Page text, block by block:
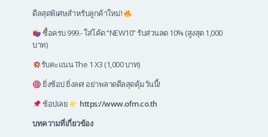
ดีลสุดพิเศษสำหรับลูกค้าใหม่!
ซื้อครบ 999.- ใส่โค้ด “NEW10” รับส่วนลด 10% (สูงสุด 1,000
บาท)
รับคะแนน The 1 X3 (1,000 บาท)
ยิ่งช้อป ยิ่งลด! อย่าพลาดดีลสุดคุ้มวันนี้!
ช้อปเลย
https://www.ofm.co.th
บทความที่เกี่ยวข้อง